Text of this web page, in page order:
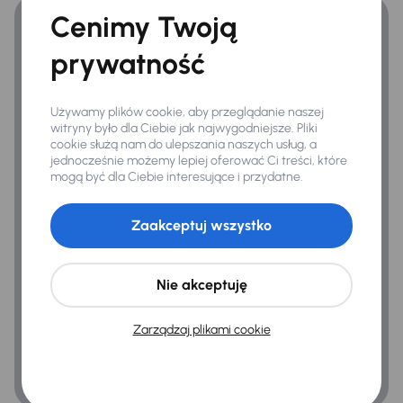
Bezpieczeństwo
Airbag
Alarm
ASR
Asystent podjazdu
Asystent zjazdu
Kontrola tlaku v pneumatikách
Cenimy Twoją
prywatność
Używamy plików cookie, aby przeglądanie naszej
witryny było dla Ciebie jak najwygodniejsze. Pliki
cookie służą nam do ulepszania naszych usług, a
jednocześnie możemy lepiej oferować Ci treści, które
mogą być dla Ciebie interesujące i przydatne.
Zarządzaj plikami cookie
Nie akceptuję
Zaakceptuj wszystko